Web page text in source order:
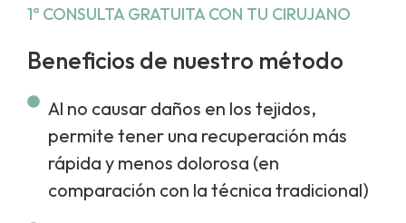
1ª CONSULTA GRATUITA CON TU CIRUJANO
Beneficios de nuestro método
Al no causar daños en los tejidos,
permite tener una recuperación más
rápida y menos dolorosa (en
comparación con la técnica tradicional)